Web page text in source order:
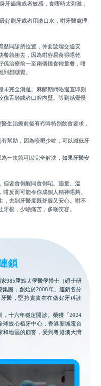
齒痛或者敏感，食嘢時太刺激，
刷牙或者用漱口水，咁牙醫處理
同診所位置，仲要諗埋交通安
餐就衝去，因為咁容易食得唔乾
係治療前一至兩個鐘食輕量餐，咁
想瞓覺。
完全消退。麻醉期間唔適宜即刻
傷舌頭或者口腔內壁。等到感覺慢
治療前後有冇咩特別飲食要求，
幫助，因為咬嘢少咗，可以減低牙
一次就可以完全解決，如果牙醫安
要食得醒同食得啱。適量、溫
反而可能令你成個人精神唔夠。
，去到牙醫度既舒服又安心。咁不
根，少啲痛苦，多啲笑容。
鎖
985重點大學醫學博士（碩士研
團，創始於2008年。連鎖各分
醫，堅持實實在在做好牙科診
十六年穩定開診。榮獲「2024
球放心植牙中心，香港新城電台
和地區的顧客，受到粵港澳大灣